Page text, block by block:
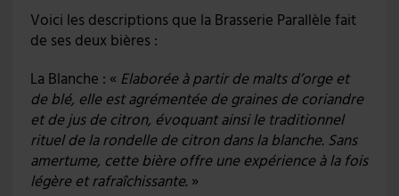
Voici les descriptions que la Brasserie Parallèle fait
de ses deux bières :
La Blanche : « Elaborée à partir de malts d’orge et
de blé, elle est agrémentée de graines de coriandre
et de jus de citron, évoquant ainsi le traditionnel
rituel de la rondelle de citron dans la blanche. Sans
amertume, cette bière offre une expérience à la fois
légère et rafraîchissante. »